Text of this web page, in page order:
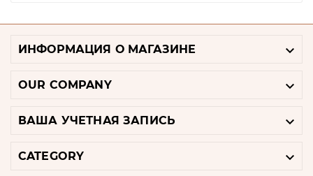
ИНФОРМАЦИЯ О МАГАЗИНЕ 
OUR COMPANY 
ВАША УЧЕТНАЯ ЗАПИСЬ 
CATEGORY 